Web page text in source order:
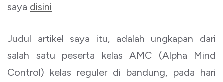
saya disini
Judul artikel saya itu, adalah ungkapan dari
salah satu peserta kelas AMC (Alpha Mind
Control) kelas reguler di bandung, pada hari